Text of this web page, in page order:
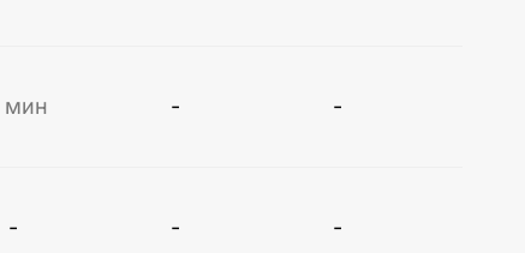
мин - -
- - -